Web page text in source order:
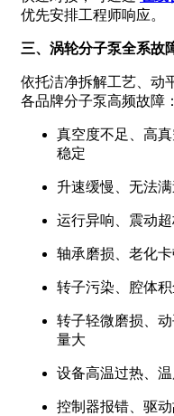
优先安排工程师响应。
三、涡轮分子泵全系故
依托洁净拆解工艺、动
各品牌分子泵高频故障：
真空度不足、高
稳定
升速缓慢、无法
运行异响、震动
轴承磨损、老化
转子污染、腔体
转子轻微磨损、
量大
设备高温过热、
控制器报错、驱